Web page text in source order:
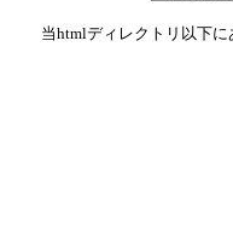
当htmlディレクトリ以下